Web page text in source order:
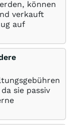
können
verkauft
auf
sie passiv